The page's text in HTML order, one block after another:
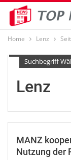
Home Lenz
Suchbegriff
Lenz
MANZ
Nutzung der